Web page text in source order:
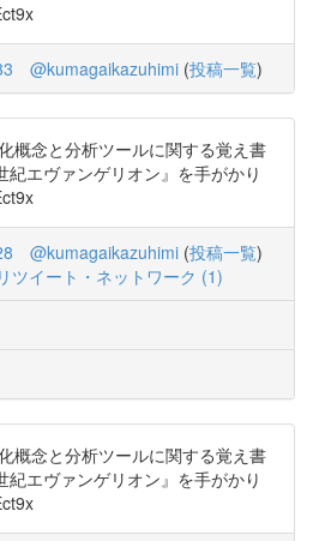
@kumagaikazuhimi (投稿一覧)
概念と分析ツールに関する覚え書
紀エヴァンゲリオン』を手がかり
@kumagaikazuhimi (投稿一覧)
リツイート・ネットワーク (1)
概念と分析ツールに関する覚え書
紀エヴァンゲリオン』を手がかり